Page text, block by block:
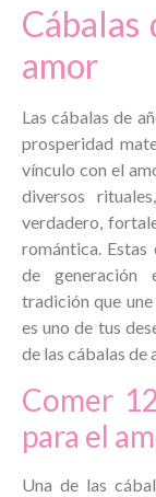
Cábalas
amor
Las cábalas de
prosperidad
vínculo con el
diversos
verdadero,
romántica. Estas
de generación
tradición que
es uno de tus
de las cábalas de
Comer
para el
Una de las